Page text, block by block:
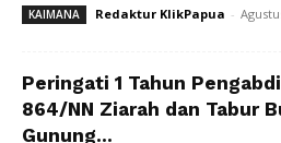
KAIMANA Redaktur KlikPapua -
Peringati 1 Tahun
864/NN Ziarah dan Tabur
Gunung...